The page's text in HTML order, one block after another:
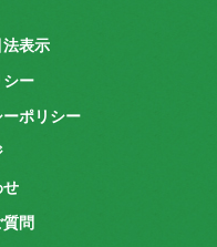
表示
ー
ポリシー
せ
問